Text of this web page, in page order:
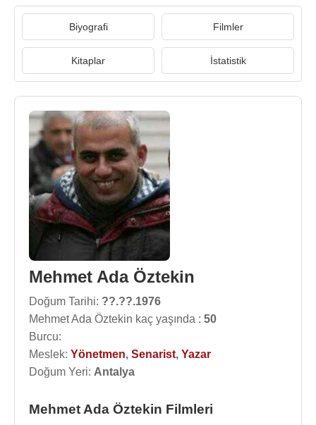
Biyografi Filmler
Kitaplar İstatistik
Mehmet Ada Öztekin
Doğum Tarihi: ??.??.1976
Mehmet Ada Öztekin kaç yaşında : 50
Burcu:
Meslek: Yönetmen, Senarist, Yazar
Doğum Yeri: Antalya
Mehmet Ada Öztekin Filmleri